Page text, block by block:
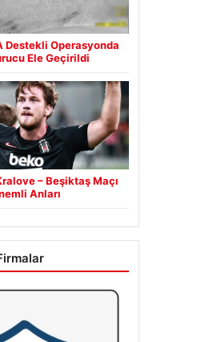
Destekli Operasyonda
Ele Geçirildi
– Beşiktaş Maçı
Anları